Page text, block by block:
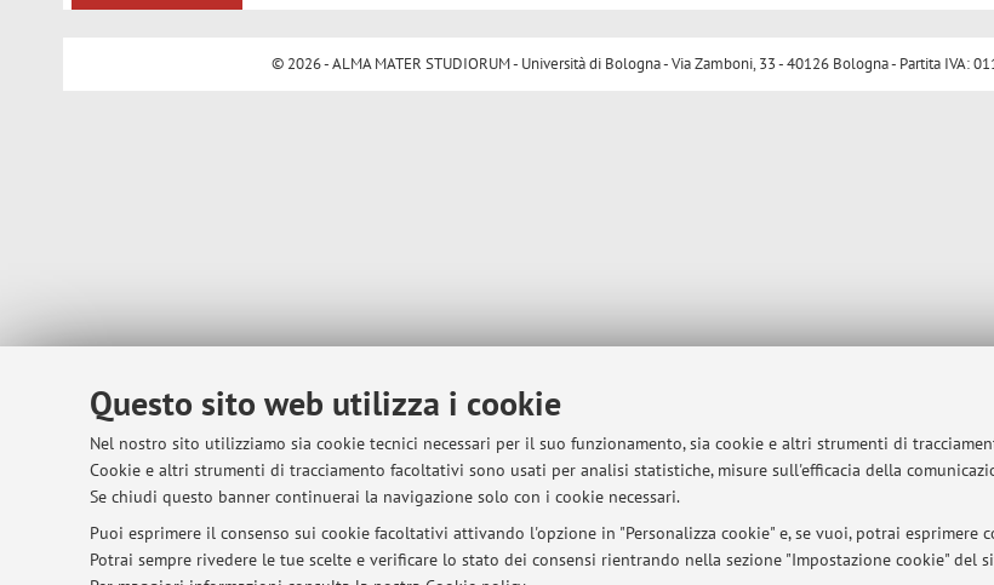
Questo sito web utilizza i cookie
Nel nostro sito utilizziamo sia cookie tecnici necessari per il suo funzionamento, sia cookie e altri strumenti di
Cookie e altri strumenti di tracciamento facoltativi sono usati per analisi statistiche, misure sull'efficacia della
Se chiudi questo banner continuerai la navigazione solo con i cookie necessari.
Puoi esprimere il consenso sui cookie facoltativi attivando l'opzione in "Personalizza cookie" e, se vuoi, potrai esprimere
Potrai sempre rivedere le tue scelte e verificare lo stato dei consensi rientrando nella sezione "Impostazione cookie" del
© 2026 - ALMA MATER STUDIORUM - Università di Bologna - Via Zamboni, 33 - 40126 Bologna - Partita IVA: